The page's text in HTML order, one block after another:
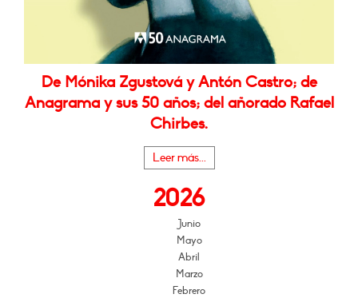
De Mónika Zgustová y Antón Castro; de
Anagrama y sus 50 años; del añorado Rafael
Chirbes.
Leer más...
2026
Junio
Mayo
Abril
Marzo
Febrero